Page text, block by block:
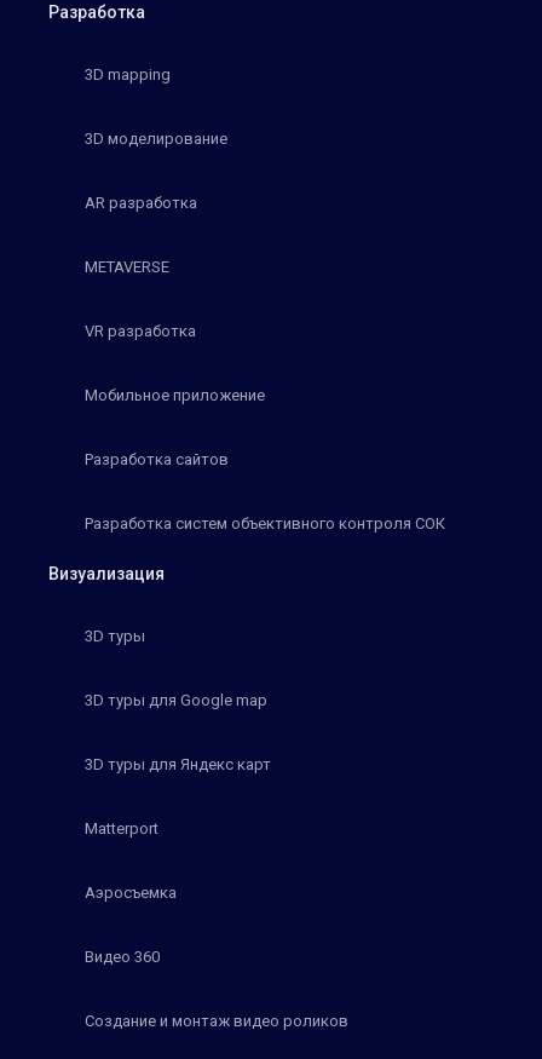
Разработка
3D mapping
3D моделирование
AR разработка
METAVERSE
VR разработка
Мобильное приложение
Разработка сайтов
Разработка систем объективного контроля СОК
Визуализация
3D туры
3D туры для Google map
3D туры для Яндекс карт
Matterport
Аэросъемка
Видео 360
Создание и монтаж видео роликов